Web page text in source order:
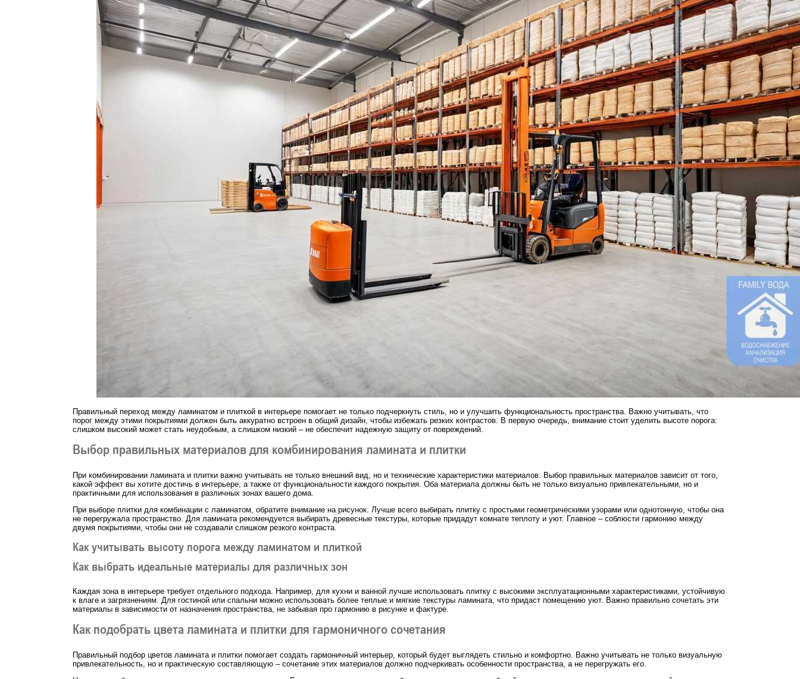
Правильный переход между ламинатом и плиткой в интерьере помогает не только подчеркнуть стиль, но и улучшить функциональность пространства. Важно учитывать, что
порог между этими покрытиями должен быть аккуратно встроен в общий дизайн, чтобы избежать резких контрастов. В первую очередь, внимание стоит уделить высоте порога:
слишком высокий может стать неудобным, а слишком низкий – не обеспечит надежную защиту от повреждений.
Выбор правильных материалов для комбинирования ламината и плитки
При комбинировании ламината и плитки важно учитывать не только внешний вид, но и технические характеристики материалов. Выбор правильных материалов зависит от того,
какой эффект вы хотите достичь в интерьере, а также от функциональности каждого покрытия. Оба материала должны быть не только визуально привлекательными, но и
практичными для использования в различных зонах вашего дома.
При выборе плитки для комбинации с ламинатом, обратите внимание на рисунок. Лучше всего выбирать плитку с простыми геометрическими узорами или однотонную, чтобы она
не перегружала пространство. Для ламината рекомендуется выбирать древесные текстуры, которые придадут комнате теплоту и уют. Главное – соблюсти гармонию между
двумя покрытиями, чтобы они не создавали слишком резкого контраста.
Как учитывать высоту порога между ламинатом и плиткой
Как выбрать идеальные материалы для различных зон
Каждая зона в интерьере требует отдельного подхода. Например, для кухни и ванной лучше использовать плитку с высокими эксплуатационными характеристиками, устойчивую
к влаге и загрязнениям. Для гостиной или спальни можно использовать более теплые и мягкие текстуры ламината, что придаст помещению уют. Важно правильно сочетать эти
материалы в зависимости от назначения пространства, не забывая про гармонию в рисунке и фактуре.
Как подобрать цвета ламината и плитки для гармоничного сочетания
Правильный подбор цветов ламината и плитки помогает создать гармоничный интерьер, который будет выглядеть стильно и комфортно. Важно учитывать не только визуальную
привлекательность, но и практическую составляющую – сочетание этих материалов должно подчеркивать особенности пространства, а не перегружать его.